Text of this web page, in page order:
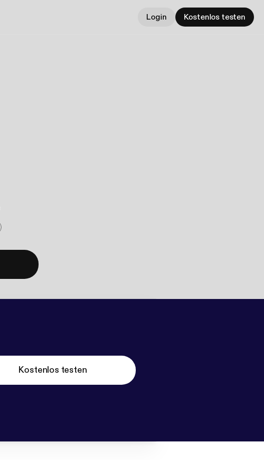
Login Kostenlos testen
Kostenlos testen